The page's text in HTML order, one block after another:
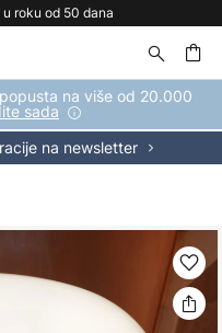
roku od 50 dana
na više od 20.000
sada
na newsletter